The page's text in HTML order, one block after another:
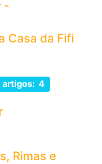
-
Casa da Fifi
artigos: 4
Rimas e